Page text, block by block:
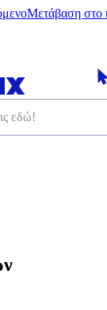
Μετάβαση στο